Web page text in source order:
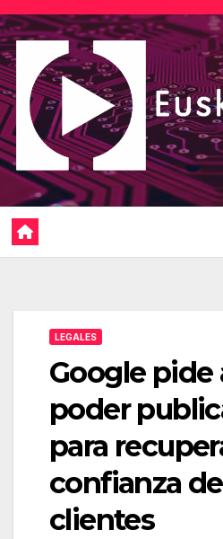
Saltar
al
contenido
LEGALES
Google pide
poder
para
confianza
clientes